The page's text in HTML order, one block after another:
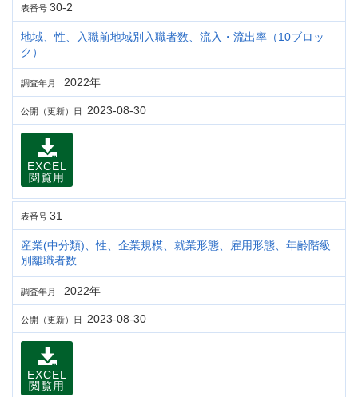
表番号 30-2
地域、性、入職前地域別入職者数、流入・流出率（10ブロッ
ク）
調査年月 2022年
公開（更新）日 2023-08-30
EXCEL
閲覧用
表番号 31
産業(中分類)、性、企業規模、就業形態、雇用形態、年齢階級
別離職者数
調査年月 2022年
公開（更新）日 2023-08-30
EXCEL
閲覧用